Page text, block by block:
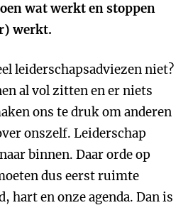
wat werkt en stoppen
werkt.
leiderschapsadviezen niet?
al vol zitten en er niets
ons te druk om anderen
onszelf. Leiderschap
binnen. Daar orde op
dus eerst ruimte
hart en onze agenda. Dan is